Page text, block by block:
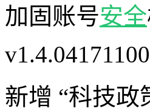
加固账号安全
新增 “科技政